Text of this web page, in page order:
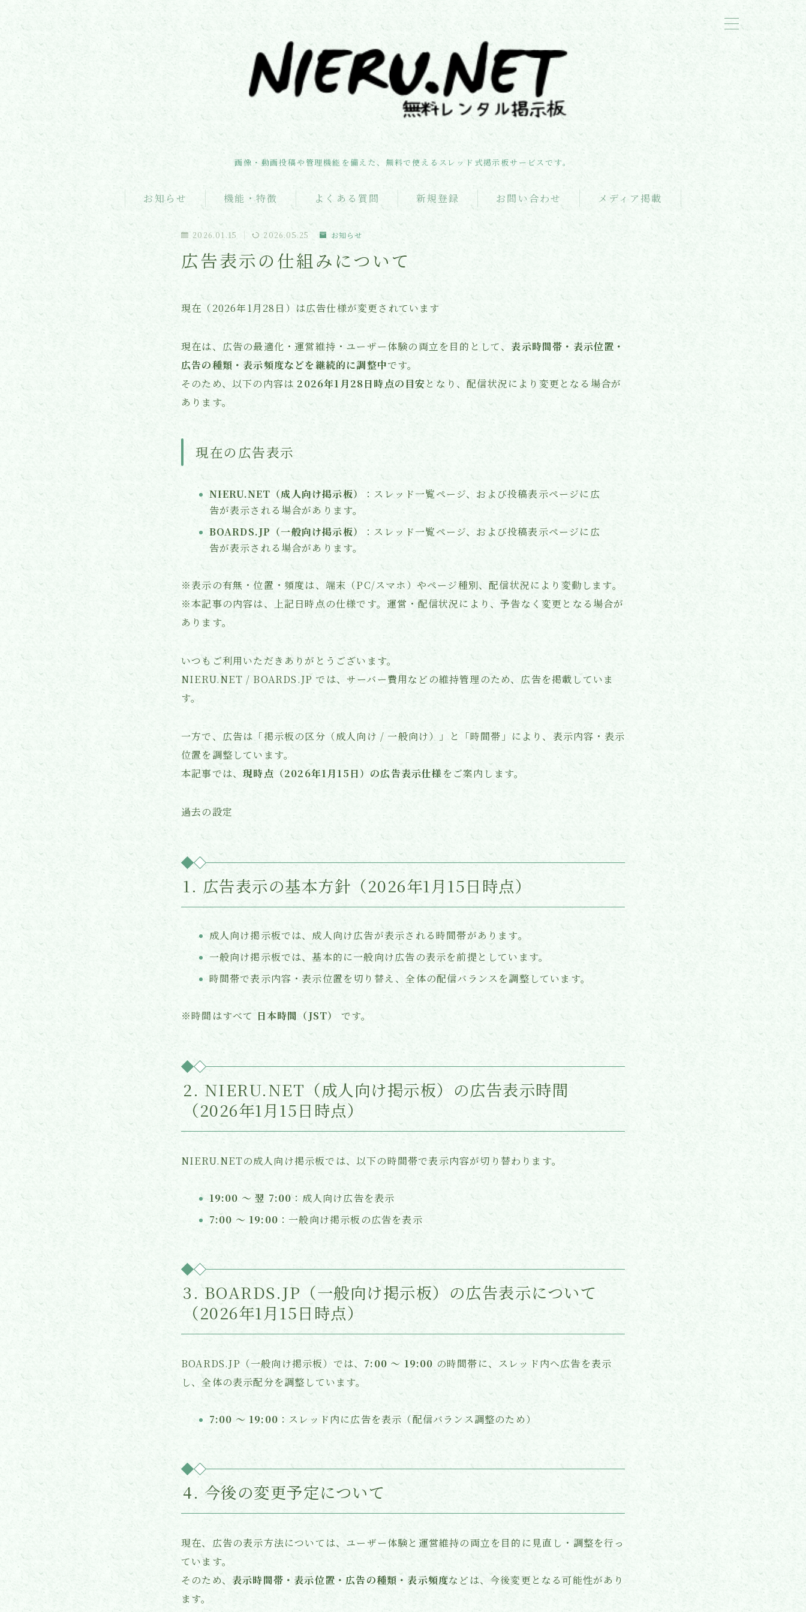
画像・動画投稿や管理機能を備えた、無料で使えるスレッド式掲示板サービスです。
お知らせ 機能・特徴 よくある質問 新規登録 お問い合わせ メディア掲載
よくある質問
新規登録
お問い合わせ
2026.01.15 2026.05.25 お知らせ
広告表示の仕組みについて
現在（2026年1月28日）は広告仕様が変更されています
現在は、広告の最適化・運営維持・ユーザー体験の両立を目的として、 表示時間帯・表示位置・
広告の種類・表示頻度などを継続的に調整中です。
そのため、以下の内容は 2026年1月28日時点の目安となり、配信状況により変更となる場合が
あります。
現在の広告表示
NIERU.NET（成人向け掲示板）
：スレッド一覧ページ、および投稿表示ページに広
告が表示される場合があります。
BOARDS.JP（一般向け掲示板）
：スレッド一覧ページ、および投稿表示ページに広
告が表示される場合があります。
※表示の有無・位置・頻度は、端末（PC/スマホ）やページ種別、配信状況により変動します。
※本記事の内容は、上記日時点の仕様です。運営・配信状況により、予告なく変更となる場合が
あります。
いつもご利用いただきありがとうございます。
NIERU.NET / BOARDS.JP では、サーバー費用などの維持管理のため、広告を掲載していま
す。
一方で、広告は「掲示板の区分（成人向け / 一般向け）」と「時間帯」により、表示内容・表示
位置を調整しています。
本記事では、現時点（2026年1月15日）の広告表示仕様をご案内します。
過去の設定
1. 広告表示の基本方針（2026年1月15日時点）
成人向け掲示板では、成人向け広告が表示される時間帯があります。
一般向け掲示板では、基本的に一般向け広告の表示を前提としています。
時間帯で表示内容・表示位置を切り替え、全体の配信バランスを調整しています。
※時間はすべて 日本時間（JST） です。
2. NIERU.NET（成人向け掲示板）の広告表示時間
（2026年1月15日時点）
NIERU.NETの成人向け掲示板では、以下の時間帯で表示内容が切り替わります。
19:00 〜 翌 7:00：成人向け広告を表示
7:00 〜 19:00 ：一般向け掲示板の広告を表示
3. BOARDS.JP（一般向け掲示板）の広告表示について
（2026年1月15日時点）
BOARDS.JP（一般向け掲示板）では、 7:00 〜 19:00 の時間帯に、スレッド内へ広告を表示
し、全体の表示配分を調整しています。
7:00 〜 19:00 ：スレッド内に広告を表示（配信バランス調整のため）
4. 今後の変更予定について
現在、広告の表示方法については、ユーザー体験と運営維持の両立を目的に見直し・調整を行っ
ています。
そのため、 表示時間帯・表示位置・広告の種類・表示頻度などは、今後変更となる可能性があり
ます。